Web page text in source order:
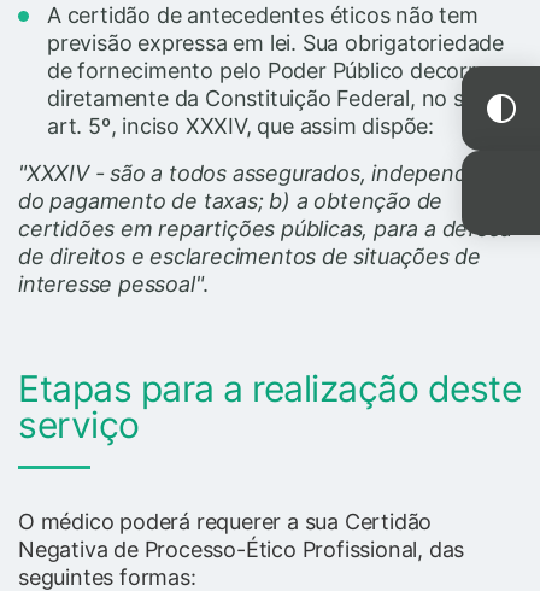
A certidão de antecedentes éticos não tem
previsão expressa em lei. Sua obrigatoriedade
de fornecimento pelo Poder Público decorre
diretamente da Constituição Federal, no seu
art. 5º, inciso XXXIV, que assim dispõe:
"XXXIV - são a todos assegurados, independente
do pagamento de taxas; b) a obtenção de
certidões em repartições públicas, para a defesa
de direitos e esclarecimentos de situações de
interesse pessoal".
Etapas para a realização deste
serviço
O médico poderá requerer a sua Certidão
Negativa de Processo-Ético Profissional, das
seguintes formas: